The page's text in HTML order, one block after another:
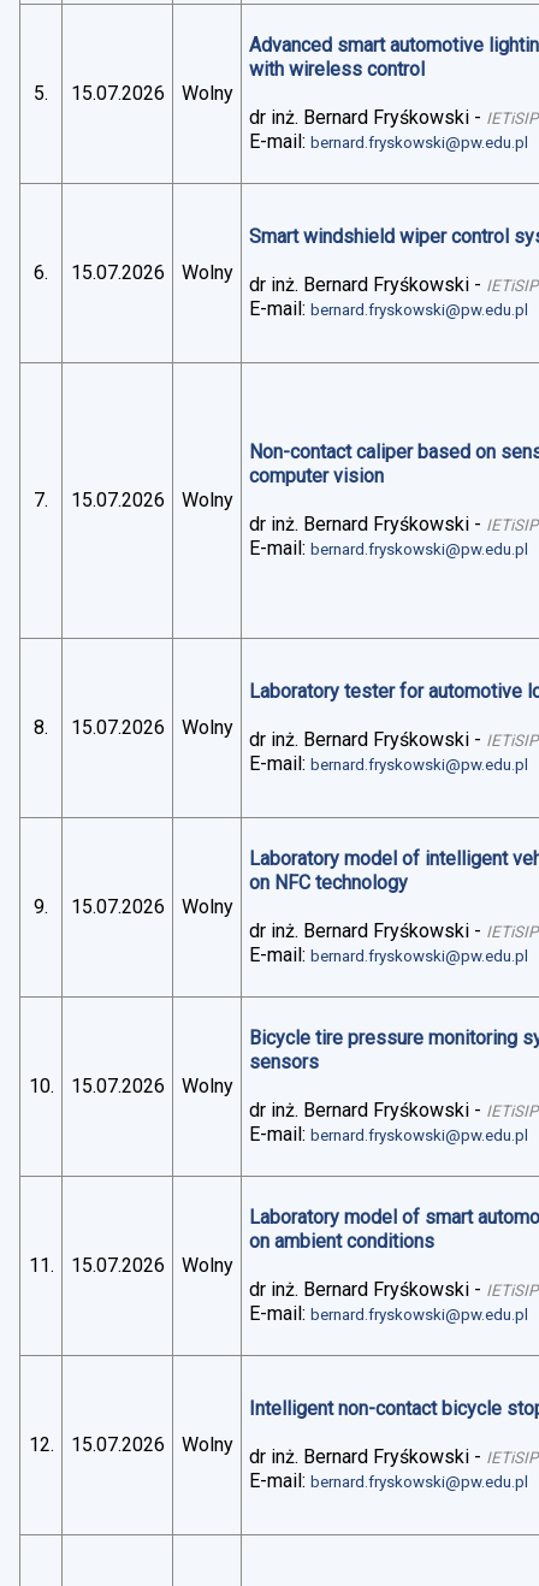
5. 15.07.2026 Wolny
Advanced smart automotive
with wireless control
dr inż. Bernard Fryśkowski - IETiSIP
E-mail:bernard.fryskowski@pw.edu.pl
6. 15.07.2026 Wolny
Smart windshield wiper control
dr inż. Bernard Fryśkowski - IETiSIP
E-mail:bernard.fryskowski@pw.edu.pl
7. 15.07.2026 Wolny
Non-contact caliper based on
computer vision
dr inż. Bernard Fryśkowski - IETiSIP
E-mail:bernard.fryskowski@pw.edu.pl
8. 15.07.2026 Wolny
Laboratory tester for automotive
dr inż. Bernard Fryśkowski - IETiSIP
E-mail:bernard.fryskowski@pw.edu.pl
9. 15.07.2026 Wolny
Laboratory model of intelligent
on NFC technology
dr inż. Bernard Fryśkowski - IETiSIP
E-mail:bernard.fryskowski@pw.edu.pl
10. 15.07.2026 Wolny
Bicycle tire pressure monitoring
sensors
dr inż. Bernard Fryśkowski - IETiSIP
E-mail:bernard.fryskowski@pw.edu.pl
11. 15.07.2026 Wolny
Laboratory model of smart
on ambient conditions
dr inż. Bernard Fryśkowski - IETiSIP
E-mail:bernard.fryskowski@pw.edu.pl
12. 15.07.2026 Wolny
Intelligent non-contact bicycle
dr inż. Bernard Fryśkowski - IETiSIP
E-mail:bernard.fryskowski@pw.edu.pl